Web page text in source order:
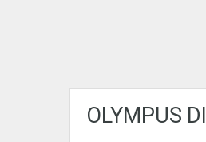
OLYMPUS